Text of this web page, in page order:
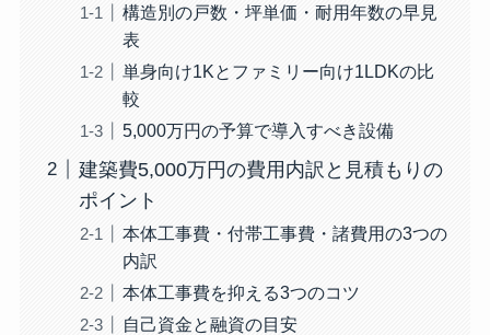
構造別の戸数・坪単価・耐用年数の早見
表
単身向け1Kとファミリー向け1LDKの比
較
5,000万円の予算で導入すべき設備
建築費5,000万円の費用内訳と見積もりの
ポイント
本体工事費・付帯工事費・諸費用の3つの
内訳
本体工事費を抑える3つのコツ
自己資金と融資の目安